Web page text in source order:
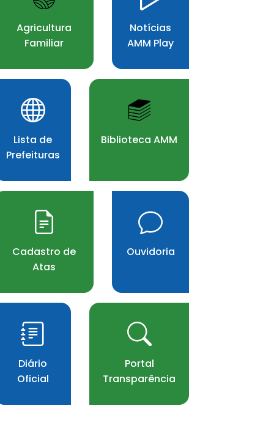
Agricultura
Familiar
Notícias
AMM Play
Lista de
Prefeituras
Biblioteca AMM
Cadastro de
Atas
Ouvidoria
Diário
Oficial
Portal
Transparência